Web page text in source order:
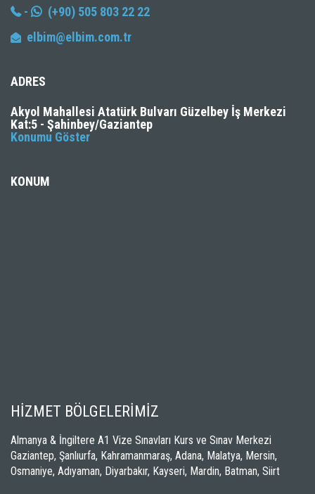
-
(+90) 505 803 22 22
elbim@elbim.com.tr
ADRES
Akyol Mahallesi Atatürk Bulvarı Güzelbey İş Merkezi
Kat:5 - Şahinbey/Gaziantep
Konumu Göster
KONUM
HİZMET BÖLGELERİMİZ
Almanya & İngiltere A1 Vize Sınavları Kurs ve Sınav Merkezi
Gaziantep, Şanlıurfa, Kahramanmaraş, Adana, Malatya, Mersin,
Osmaniye, Adıyaman, Diyarbakır, Kayseri, Mardin, Batman, Siirt